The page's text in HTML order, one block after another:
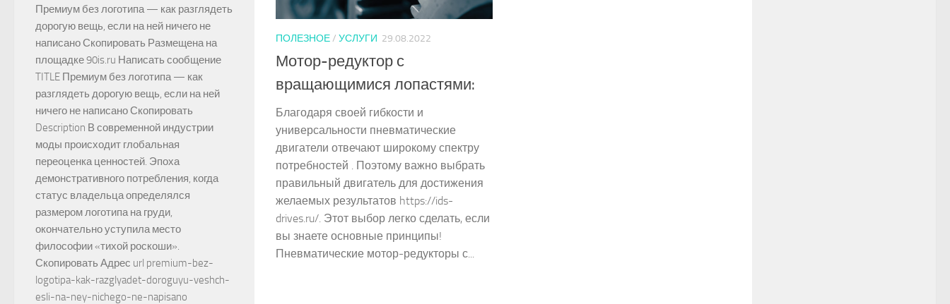
ПОЛЕЗНОЕ/ УСЛУГИ 29.08.2022
Мотор-редуктор с
вращающимися лопастями:
Благодаря своей гибкости и
универсальности пневматические
двигатели отвечают широкому спектру
потребностей . Поэтому важно выбрать
правильный двигатель для достижения
желаемых результатов https://ids-
drives.ru/. Этот выбор легко сделать, если
вы знаете основные принципы!
Пневматические мотор-редукторы с...
Премиум без логотипа — как разглядеть
дорогую вещь, если на ней ничего не
написано Скопировать Размещена на
площадке 90is.ru Написать сообщение
TITLE Премиум без логотипа — как
разглядеть дорогую вещь, если на ней
ничего не написано Скопировать
Description В современной индустрии
моды происходит глобальная
переоценка ценностей. Эпоха
демонстративного потребления, когда
статус владельца определялся
размером логотипа на груди,
окончательно уступила место
философии «тихой роскоши».
Скопировать Адрес url premium-bez-
logotipa-kak-razglyadet-doroguyu-veshch-
esli-na-ney-nichego-ne-napisano